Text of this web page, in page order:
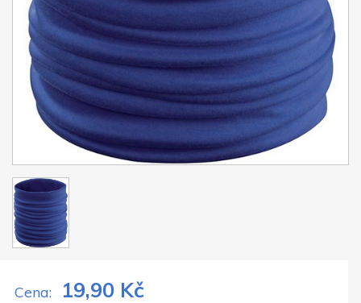
Cena: 19,90 Kč